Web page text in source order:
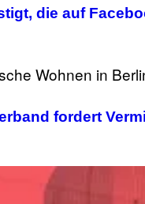
die auf
fordert